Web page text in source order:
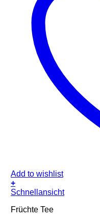
Add to wishlist
+
Schnellansicht
Früchte Tee